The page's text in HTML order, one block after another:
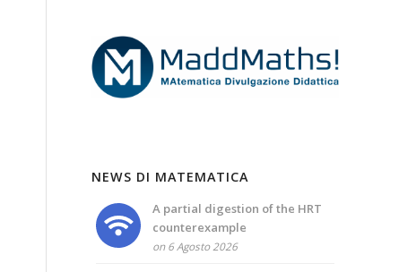
NEWS DI MATEMATICA
A partial digestion of the HRT
counterexample
on 6 Agosto 2026